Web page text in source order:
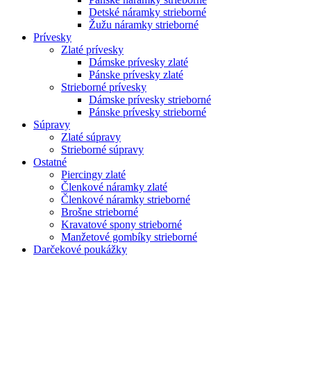
Detské náramky strieborné
Žužu náramky strieborné
Prívesky
Zlaté prívesky
Dámske prívesky zlaté
Pánske prívesky zlaté
Strieborné prívesky
Dámske prívesky strieborné
Pánske prívesky strieborné
Súpravy
Zlaté súpravy
Strieborné súpravy
Ostatné
Piercingy zlaté
Členkové náramky zlaté
Členkové náramky strieborné
Brošne strieborné
Kravatové spony strieborné
Manžetové gombíky strieborné
Darčekové poukážky